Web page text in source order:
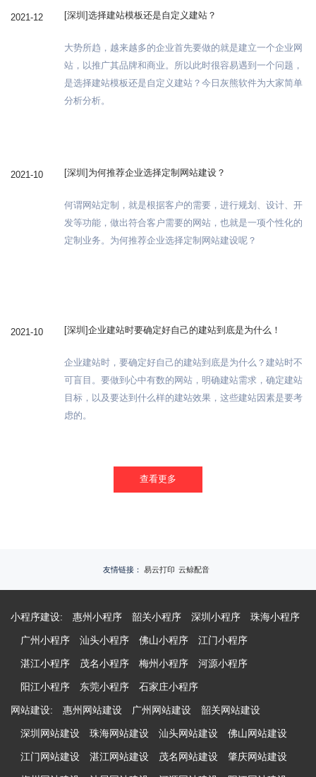
2021-12 [深圳]选择建站模板还是自定义建站？
大势所趋，越来越多的企业首先要做的就是建立一个企业网
站，以推广其品牌和商业。所以此时很容易遇到一个问题，
是选择建站模板还是自定义建站？今日灰熊软件为大家简单
分析分析。
2021-10 [深圳]为何推荐企业选择定制网站建设？
何谓网站定制，就是根据客户的需要，进行规划、设计、开
发等功能，做出符合客户需要的网站，也就是一项个性化的
定制业务。为何推荐企业选择定制网站建设呢？
2021-10 [深圳]企业建站时要确定好自己的建站到底是为什么！
企业建站时，要确定好自己的建站到底是为什么？建站时不
可盲目。要做到心中有数的网站，明确建站需求，确定建站
目标，以及要达到什么样的建站效果，这些建站因素是要考
虑的。
查看更多
友情链接： 易云打印 云鲸配音
小程序建设: 惠州小程序 韶关小程序 深圳小程序 珠海小程序
广州小程序 汕头小程序 佛山小程序 江门小程序
湛江小程序 茂名小程序 梅州小程序 河源小程序
阳江小程序 东莞小程序 石家庄小程序
网站建设: 惠州网站建设 广州网站建设 韶关网站建设
深圳网站建设 珠海网站建设 汕头网站建设 佛山网站建设
江门网站建设 湛江网站建设 茂名网站建设 肇庆网站建设